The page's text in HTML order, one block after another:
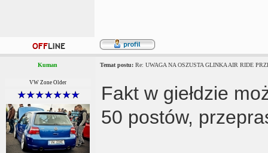
Kuman Temat postu: Re: UWAGA NA OSZUSTA GLINKA AIR RIDE
VW Zone Older
Fakt w giełdzie
50 postów,